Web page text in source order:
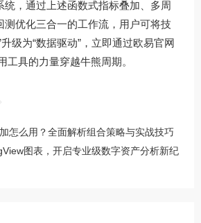
统，通过上述函数式指标叠加、多周
测优化三合一的工作流，用户可将技
级为“数据驱动”，立即通过欧易官网
工具的力量穿越牛熊周期。
怎么用？全面解析组合策略与实战技巧
图表，开启专业级数字资产分析新纪